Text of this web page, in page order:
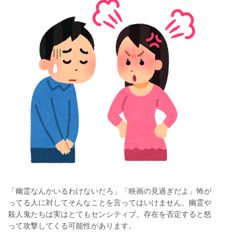
「幽霊なんかいるわけないだろ」「映画の見過ぎだよ」怖が
ってる人に対してそんなことを言ってはいけません。幽霊や
殺人鬼たちは実はとてもセンシティブ。存在を否定すると怒
って攻撃してくる可能性があります。